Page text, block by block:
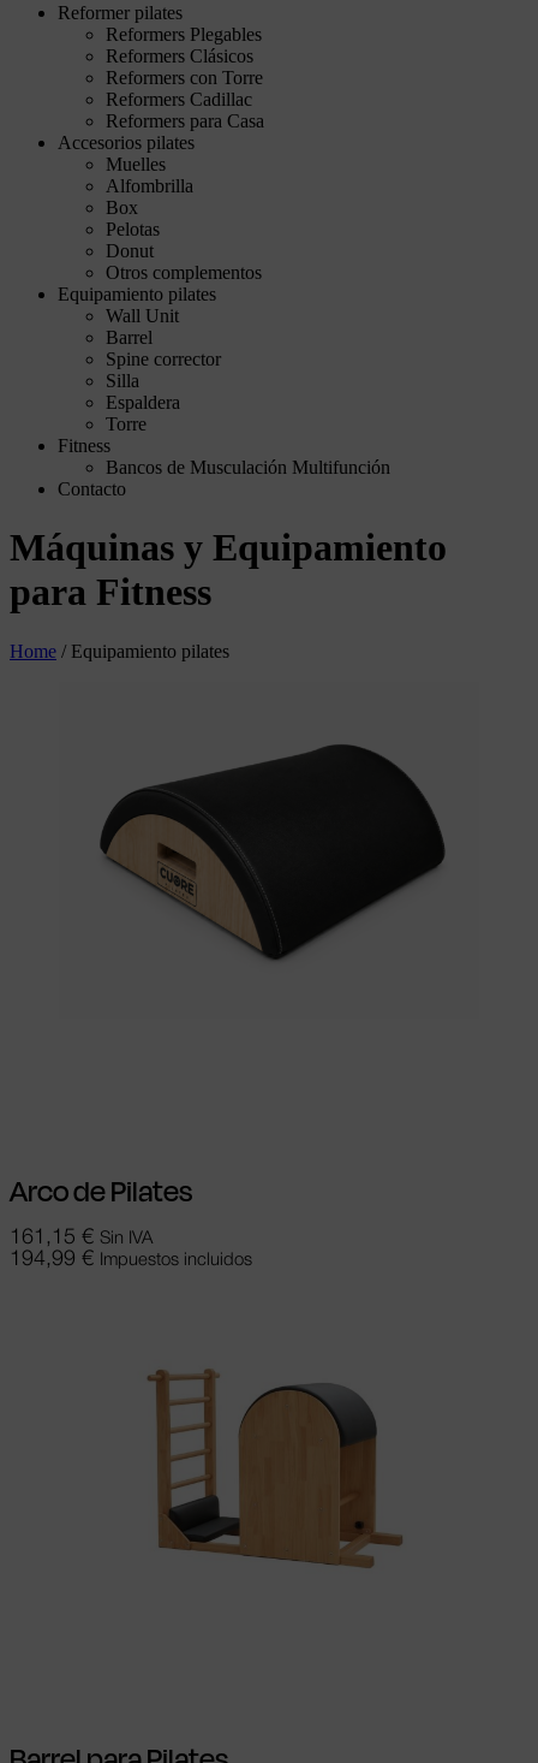
Reformer pilates
Reformers Plegables
Reformers Clásicos
Reformers con Torre
Reformers Cadillac
Reformers para Casa
Accesorios pilates
Muelles
Alfombrilla
Box
Pelotas
Donut
Otros complementos
Equipamiento pilates
Wall Unit
Barrel
Spine corrector
Silla
Espaldera
Torre
Fitness
Bancos de Musculación Multifunción
Contacto
Máquinas y Equipamiento
para Fitness
Home / Equipamiento pilates
Arco de Pilates
161,15 € Sin IVA
194,99 € Impuestos incluidos